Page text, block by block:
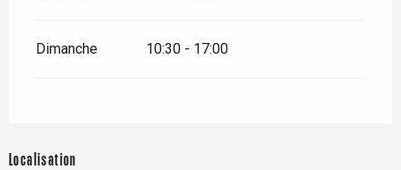
Dimanche 10:30 - 17:00
Localisation